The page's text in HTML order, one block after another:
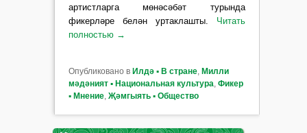
артистларга мөнәсәбәт турында
фикерләре белән уртаклашты. Читать
полностью →
Опубликовано в Илдә ▪ В стране, Милли
мәдәният ▪ Национальная культура Фикер
▪ Мнение, Җәмгыять ▪ Общество